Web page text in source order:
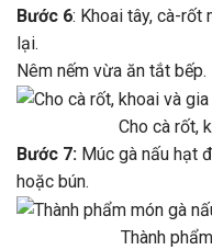
Bước 6: Khoai tây, cà-rốt
lại.
Nêm nếm vừa ăn tắt bếp.
Cho cà rốt,
Bước 7: Múc gà nấu hạt
hoặc bún.
Thành